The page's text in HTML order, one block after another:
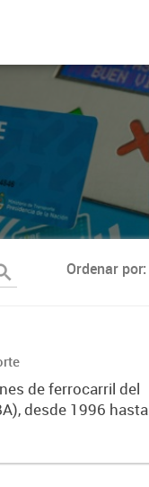
Ordenar por
de ferrocarril del
desde 1996 hasta